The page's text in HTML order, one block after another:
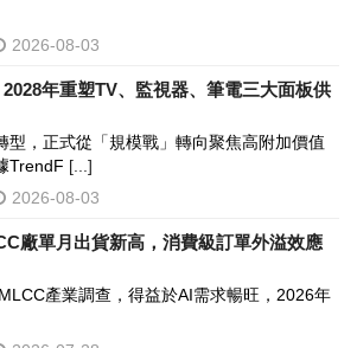
2026-08-03
年重塑TV、監視器、筆電三大面板供
型，正式從「規模戰」轉向聚焦高附加價值
TrendF [...]
2026-08-03
廠單月出貨新高，消費級訂單外溢效應
產業調查，得益於AI需求暢旺，2026年